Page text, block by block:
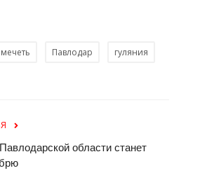
Павлодар гуляния
области станет